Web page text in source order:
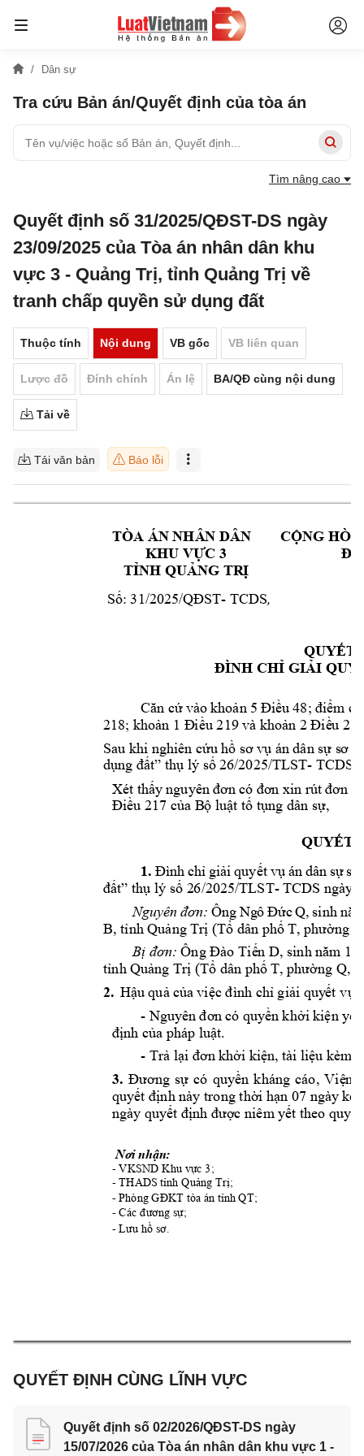
Dân sự
Tra cứu Bản án/Quyết định của tòa án
Tìm nâng cao
Quyết định số 31/2025/QĐST-DS ngày
23/09/2025 của Tòa án nhân dân khu
vực 3 - Quảng Trị, tỉnh Quảng Trị về
tranh chấp quyền sử dụng đất
Thuộc tính Nội dung VB gốc VB liên quan
Lược đồ Đính chính Án lệ BA/QĐ cùng nội dung
Tải về
Tải văn bản Báo lỗi
TÒA ÁN NHÂN DÂN
CỘNG
KHU VỰC 3
TỈNH QUẢNG TRỊ
Số: 31/2025/QĐST- TCDS,
QUYẾT
ĐÌNH CHỈ GIẢI
Căn cứvào khoản 5 Điều 48; điểm c
218; khoản 1 Điều 219 và khoản 2 Điều
Sau khi nghiên cứu hồ sơ vụ án dân sự sơ
dụng đất” thụ lý số 26/2025/TLST- TCDS
Xét thấy nguyên đơn có đơn xin rút đơn
Điều 217 của Bộ luật tố tụng dân sự,
QUYẾT
1. Đình chỉ giải quyết vụ án dân sự sơ
đất” thụ lý số 26/2025/TLST- TCDS ngày
Nguyên đơn: Ông Ngô Đức Q, sinh
B, tỉnh Quảng Trị (Tổ dân phố T, phường
Bị đơn: Ông Đào Tiến D, sinh năm
tỉnh Quảng Trị (Tổ dân phố T, phường Q,
2. Hậu quả của việc đình chỉ giải quyết vụ
- Nguyên đơn có quyền khởi kiện y
định của pháp luật.
- Trả lại đơn khởi kiện, tài liệu kèm
3. Đương sự có quyền kháng cáo, Viện
quyết định này trong thời hạn 07 ngày kể
ngày quyết định được niêm yết theo quy
Nơi nhận:
- VKSND Khu vực 3;
- THADS tỉnh Quảng Trị;
- Phòng GĐKT tòa án tỉnh QT;
- Các đương sự;
- Lưu hồ sơ.
QUYẾT ĐỊNH CÙNG LĨNH VỰC
Quyết định số 02/2026/QĐST-DS ngày
15/07/2026 của Tòa án nhân dân khu vực 1 -